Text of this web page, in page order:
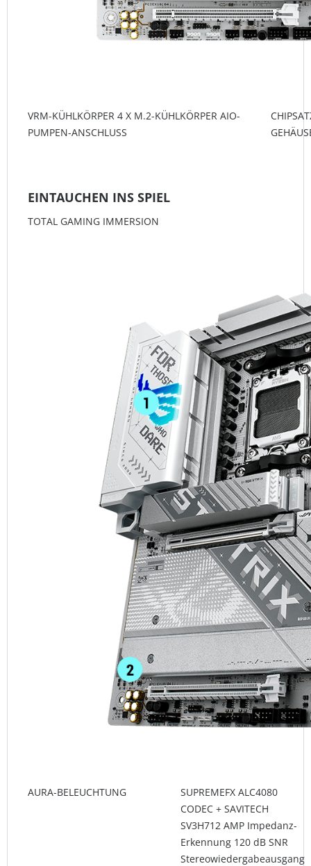
VRM-KÜHLKÖRPER 4 X M.2-KÜHLKÖRPER AIO-
PUMPEN-ANSCHLUSS
EINTAUCHEN INS SPIEL
TOTAL GAMING IMMERSION
AURA-BELEUCHTUNG
SUPREMEFX ALC4080
CODEC + SAVITECH
SV3H712 AMP Impedanz-
Erkennung 120 dB SNR
Stereowiedergabeausgang